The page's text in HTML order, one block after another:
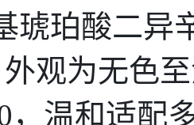
琥珀酸二异
外观为无色
，温和适配